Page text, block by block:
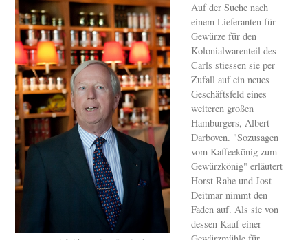
Auf der Suche nach
einem Lieferanten für
Gewürze für den
Kolonialwarenteil des
Carls stiessen sie per
Zufall auf ein neues
Geschäftsfeld eines
weiteren großen
Hamburgers, Albert
Darboven. "Sozusagen
vom Kaffeekönig zum
Gewürzkönig" erläutert
Horst Rahe und Jost
Deitmar nimmt den
Faden auf. Als sie von
dessen Kauf einer